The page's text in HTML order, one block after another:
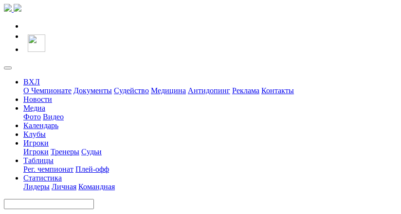
ВХЛ
О Чемпионате Документы Судейство Медицина Антидопинг Реклама Контакты
Новости
Медиа
Фото Видео
Календарь
Клубы
Игроки
Игроки Тренеры Судьи
Таблицы
Рег. чемпионат Плей-офф
Статистика
Лидеры Личная Командная